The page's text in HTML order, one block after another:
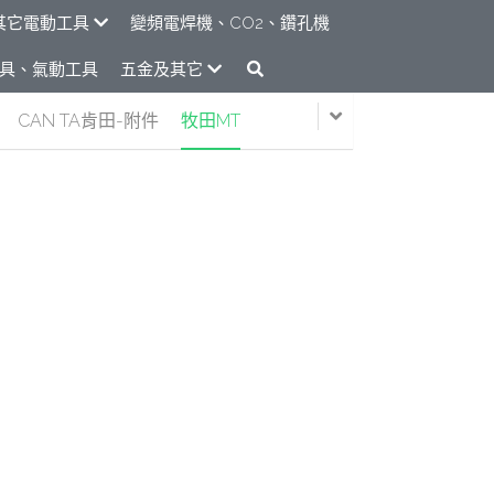
它電動工具 變頻電焊機、CO2、鑽孔機
、氣動工具 五金及其它
CAN TA肯田-附件 牧田MT